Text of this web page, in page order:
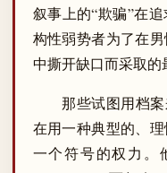
叙事上的“欺骗”在
构性弱势者为了在
中撕开缺口而采取的
那些试图用档
在用一种典型的、
一个符号的权力。